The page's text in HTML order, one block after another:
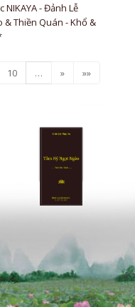
NIKAYA - Đảnh Lễ
& Thiền Quán - Khổ &
10 … » »»